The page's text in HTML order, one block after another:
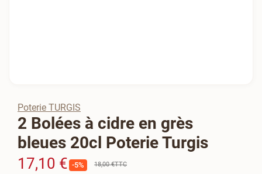
Poterie TURGIS
2 Bolées à cidre en grès
bleues 20cl Poterie Turgis
17,10 € -5% 18,00 €TTC